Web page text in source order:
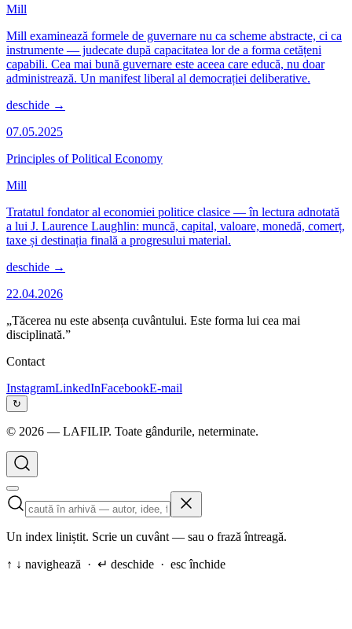
Mill
Mill examinează formele de guvernare nu ca scheme abstracte, ci ca
instrumente — judecate după capacitatea lor de a forma cetățeni
capabili. Cea mai bună guvernare este aceea care educă, nu doar
administrează. Un manifest liberal al democrației deliberative.
deschide →
07.05.2025
Principles of Political Economy
Mill
Tratatul fondator al economiei politice clasice — în lectura adnotată
a lui J. Laurence Laughlin: muncă, capital, valoare, monedă, comerț,
taxe și destinația finală a progresului material.
deschide →
22.04.2026
„Tăcerea nu este absența cuvântului. Este forma lui cea mai
disciplinată.”
Contact
InstagramLinkedInFacebookE-mail
↻
© 2026 — LAFILIP. Toate gândurile, neterminate.
Un index liniștit. Scrie un cuvânt — sau o frază întreagă.
↑ ↓ navighează · ↵ deschide · esc închide